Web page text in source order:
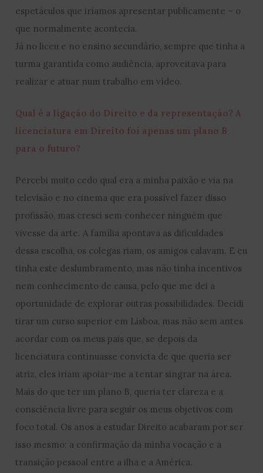
espetáculos que iríamos apresentar publicamente – o
que normalmente acontecia.
Já no liceu e no ensino secundário, sempre que tinha a
turma garantida como audiência, aproveitava para
realizar e atuar num trabalho em vídeo.
Qual é a ligação do Direito e da representação? A
licenciatura em Direito foi apenas um plano B
para o futuro?
Percebi muito cedo qual era a minha paixão e via na
televisão e no cinema que era possível fazer disso
profissão, mas cresci sem conhecer ninguém que
vivesse da arte. A família apontava as dificuldades
dessa escolha, os colegas riam, os amigos calavam. E eu
tinha este deslumbramento, mas não tinha incentivos
nem conhecimento de causa, pelo que me dei a
oportunidade de explorar outras possibilidades. Decidi
tirar um curso superior em Lisboa, mas não sem antes
acordar com os meus pais que, se depois da
licenciatura continuasse convicta de que queria ser
atriz, eles iriam apoiar-me a tentar singrar na área.
Mais do que ter um plano B, queria ter clareza e a
consciência livre para seguir os meus objetivos com
foco total. Os anos a estudar Direito acabaram por ser
isso mesmo: a confirmação da minha vocação e a
transição pessoal entre a ilha e a América.